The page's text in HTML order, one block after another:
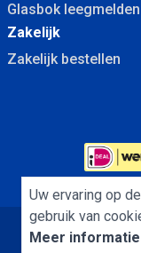
Glasbok leegmelden
Zakelijk
Zakelijk bestellen
Algemene
Uw ervaring op
gebruik van
Meer informatie